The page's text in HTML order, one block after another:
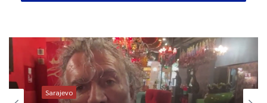
0
Article Rating
Sarajevo